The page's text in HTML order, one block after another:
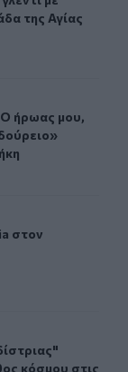
της Αγίας
ήρωας μου,
ήρωας μου,
στον
στον
πλήθος κόσμου
κόσμου στις